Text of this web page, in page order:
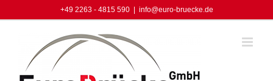
to
+49 2263 - 4815 590 info@euro-bruecke.de